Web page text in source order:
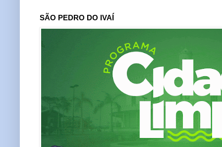
SÃO PEDRO DO IVAÍ